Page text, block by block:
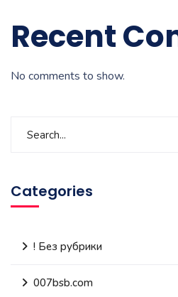
Recent
No comments to show.
Categories
! Без рубрики
007bsb.com